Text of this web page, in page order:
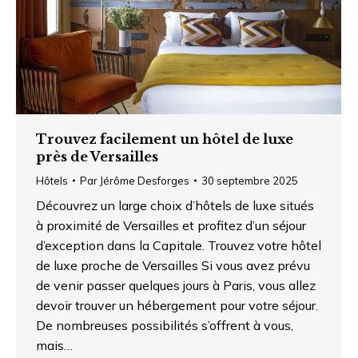
Trouvez facilement un hôtel de luxe
près de Versailles
Hôtels Par Jérôme Desforges 30 septembre 2025
Découvrez un large choix d’hôtels de luxe situés
à proximité de Versailles et profitez d’un séjour
d’exception dans la Capitale. Trouvez votre hôtel
de luxe proche de Versailles Si vous avez prévu
de venir passer quelques jours à Paris, vous allez
devoir trouver un hébergement pour votre séjour.
De nombreuses possibilités s’offrent à vous,
mais…